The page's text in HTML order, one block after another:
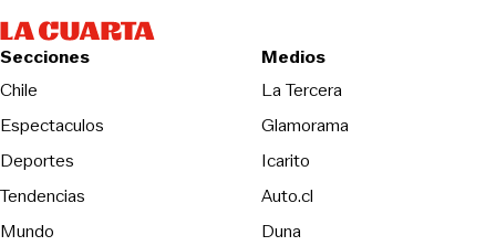
Secciones
Chile
Espectaculos
Deportes
Tendencias
Mundo
Medios
La TerceraOpens in new
Glamorama
Icarito
Auto.cl
DunaOpens in new window